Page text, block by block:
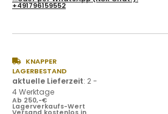
+491796159552
KNAPPER
LAGERBESTAND
aktuelle Lieferzeit: 2 -
4 Werktage
Ab 250,-€
Lagerverkaufs-Wert